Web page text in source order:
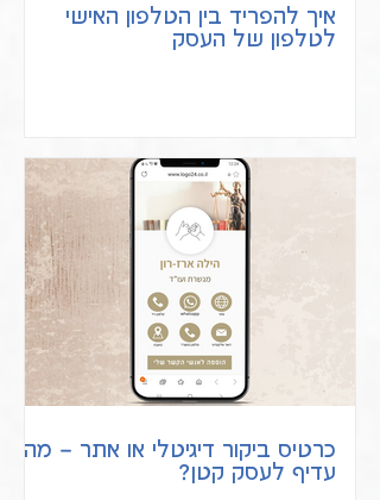
איך להפריד בין הטלפון האישי
לטלפון של העסק
כרטיס ביקור דיגיטלי או אתר – מה
עדיף לעסק קטן?